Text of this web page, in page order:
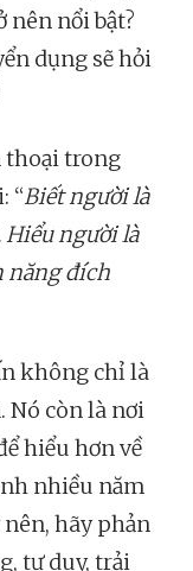
nên nổi bật?
dụng sẽ hỏi
thoại trong
“Biết người là
người là
năng đích
không chỉ là
Nó còn là nơi
hiểu hơn về
nhiều năm
nên, hãy phản
tư duy, trải